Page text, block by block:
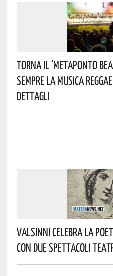
Torna Il ‘Metaponto
Sempre La Musica
Dettagli
Valsinni Celebra La
Con Due Spettacoli